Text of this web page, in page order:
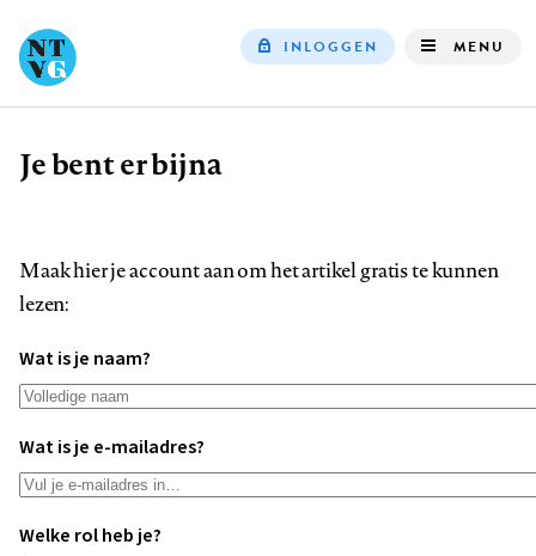
INLOGGEN MENU
Kruimelpad
Je bent er bijna
Maak hier je account aan om het artikel gratis te kunnen
lezen:
Wat is je naam?
Wat is je e-mailadres?
Welke rol heb je?